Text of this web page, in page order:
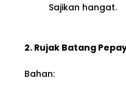
Sajikan hangat.
2. Rujak Batang
Bahan: